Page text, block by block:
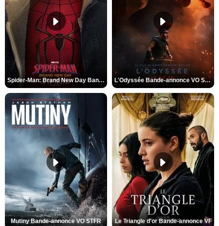
Spider-Man: Brand New Day Bande-annonce VO STFR L'Odyssée Bande-annonce VO STFR
Mutiny Bande-annonce VO STFR Le Triangle d'or Bande-annonce VF